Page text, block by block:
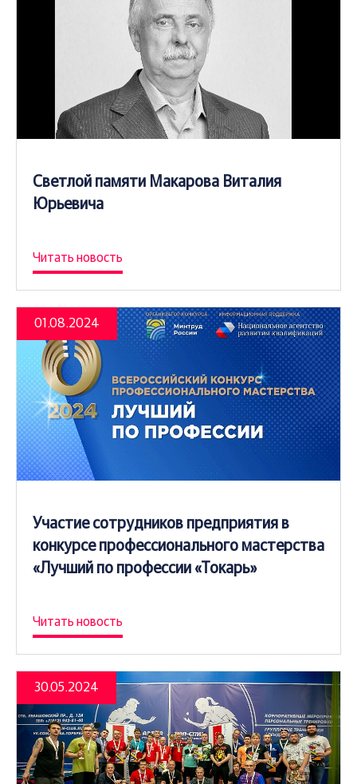
Светлой памяти Макарова Виталия
Юрьевича
Читать новость
01.08.2024
Участие сотрудников предприятия в
конкурсе профессионального мастерства
«Лучший по профессии «Токарь»
Читать новость
30.05.2024